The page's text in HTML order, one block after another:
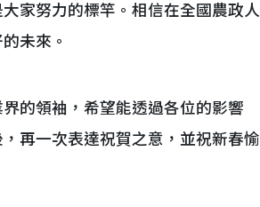
家努力的標竿。相信在全國農政人
未來。
的領袖，希望能透過各位的影響
再一次表達祝賀之意，並祝新春愉